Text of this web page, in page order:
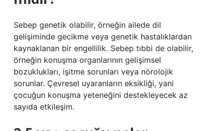
Sebep genetik olabilir, örneğin ailede dil
gelişiminde gecikme veya genetik hastalıklardan
kaynaklanan bir engellilik. Sebep tıbbi de olabilir,
örneğin konuşma organlarının gelişimsel
bozuklukları, işitme sorunları veya nörolojik
sorunlar. Çevresel uyaranların eksikliği, yani
çocuğun konuşma yeteneğini destekleyecek az
sayıda etkileşim.